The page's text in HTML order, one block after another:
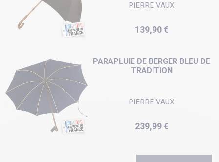
PIERRE VAUX
Prix
139,90 €
PARAPLUIE DE BERGER BLEU DE
TRADITION
PIERRE VAUX
Prix
239,99 €